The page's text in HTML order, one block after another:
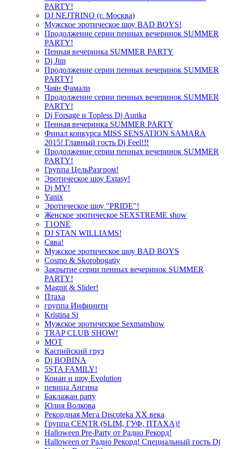
PARTY!
DJ NEJTRINO (г. Москва)
Мужское эротическое шоу BAD BOYS!
Продолжение серии пенных вечеринок SUMMER
PARTY!
Пенная вечеринка SUMMER PARTY
Dj Jim
Продолжение серии пенных вечеринок SUMMER
PARTY!
Чаян Фамали
Продолжение серии пенных вечеринок SUMMER
PARTY!
Dj Forsage и Topless Dj Aurika
Пенная вечеринка SUMMER PARTY
Финал конкурса MISS SENSATION SAMARA
2015! Главный гость Dj Feel!!!
Продолжение серии пенных вечеринок SUMMER
PARTY!
Группа ЦельРазгром!
Эротическое шоу Extasy!
Dj MY!
Yanix
Эротическое шоу "PRIDE"!
Женское эротическое SEXSTREME show
T1ONE
DJ STAN WILLIAMS!
Сява!
Мужское эротическое шоу BAD BOYS
Cosmo & Skorobogatiy
Закрытие серии пенных вечеринок SUMMER
PARTY!
Magnit & Slider!
Птаха
группа Инфинити
Kristina Si
Мужское эротическое Sexmanshow
TRAP CLUB SHOW!
МОТ
Каспийский груз
Dj BOBINA
5STA FAMILY!
Конан и шоу Evolution
певица Ангина
Баклажан party
Юлия Волкова
Рекордная Мега Discoteka XX века
Группа CENTR (SLIM, ГУФ, ПТАХА)!
Halloween Pre-Party от Радио Рекорд!
Halloween от Радио Рекорд! Специальный гость Dj